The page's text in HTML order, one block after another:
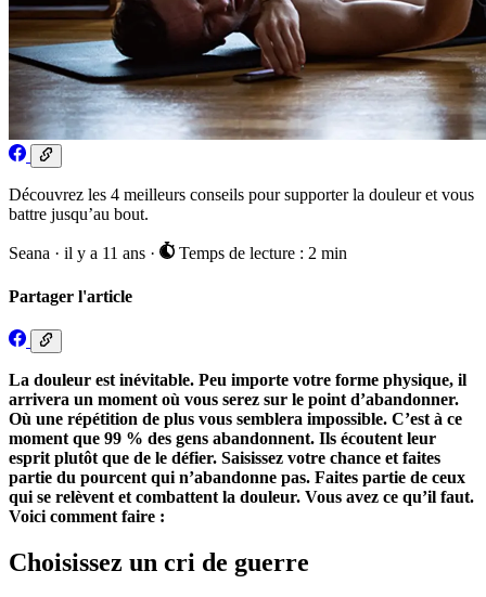
Découvrez les 4 meilleurs conseils pour supporter la douleur et vous
battre jusqu’au bout.
Seana · il y a 11 ans · Temps de lecture : 2 min
Partager l'article
La douleur est inévitable. Peu importe votre forme physique, il
arrivera un moment où vous serez sur le point d’abandonner.
Où une répétition de plus vous semblera impossible. C’est à ce
moment que 99 % des gens abandonnent. Ils écoutent leur
esprit plutôt que de le défier. Saisissez votre chance et faites
partie du pourcent qui n’abandonne pas. Faites partie de ceux
qui se relèvent et combattent la douleur. Vous avez ce qu’il faut.
Voici comment faire :
Choisissez un cri de guerre